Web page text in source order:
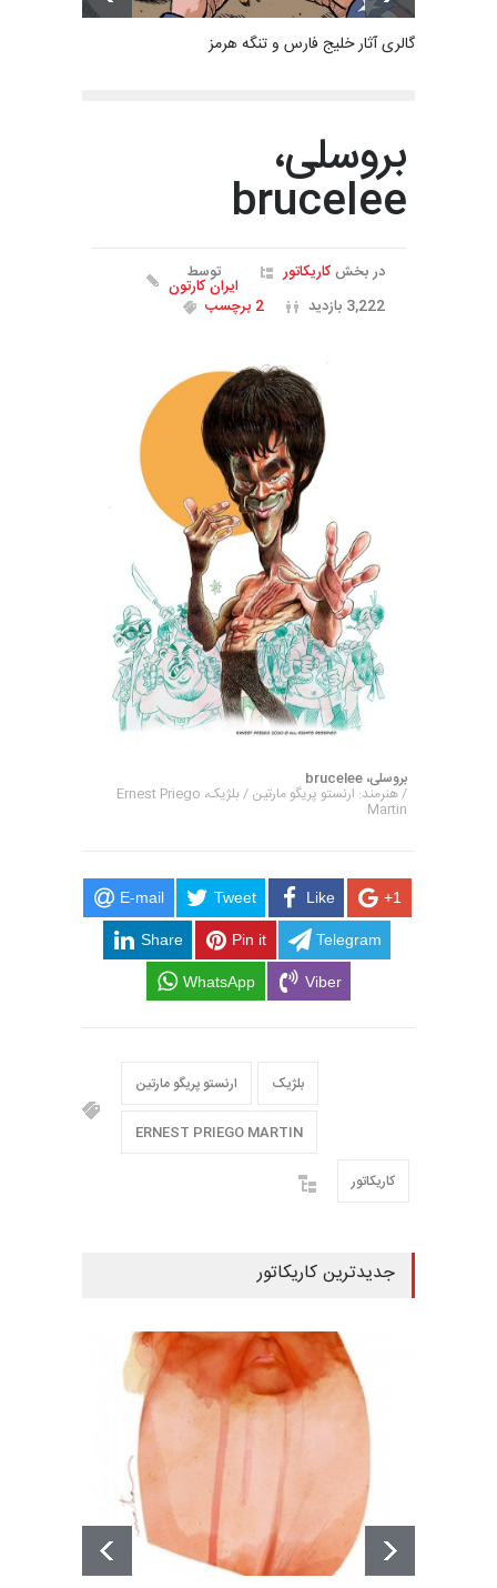
گالری آثار خلیج فارس و تنگه هرمز
بروسلی،
brucelee
در بخشکاریکاتور توسط
ایران کارتون
3,222 بازدید
2 برچسب
بروسلی، brucelee
/ هنرمند: ارنستو پریگو مارتین / بلژیک، Ernest Priego
Martin
E-mail Tweet Like +1
Share Pin it Telegram
WhatsApp Viber
ارنستو پریگو مارتین بلژیک
ERNEST PRIEGO MARTIN
کاریکاتور
جدیدترین کاریکاتور